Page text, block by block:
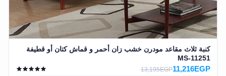
كنبة ثلاث مقاعد مودرن خشب زان أحمر و قماش كتان أو قطيفة
MS-11251
11,216EGP
13,195EGP